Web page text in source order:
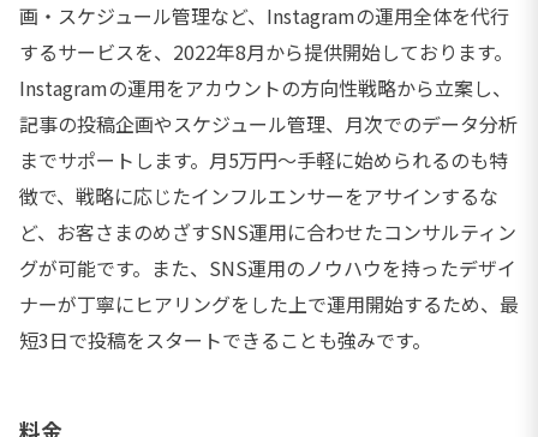
画・スケジュール管理など、Instagramの運用全体を代行
するサービスを、2022年8月から提供開始しております。
Instagramの運用をアカウントの方向性戦略から立案し、
記事の投稿企画やスケジュール管理、月次でのデータ分析
までサポートします。月5万円～手軽に始められるのも特
徴で、戦略に応じたインフルエンサーをアサインするな
ど、お客さまのめざすSNS運用に合わせたコンサルティン
グが可能です。また、SNS運用のノウハウを持ったデザイ
ナーが丁寧にヒアリングをした上で運用開始するため、最
短3日で投稿をスタートできることも強みです。
料金